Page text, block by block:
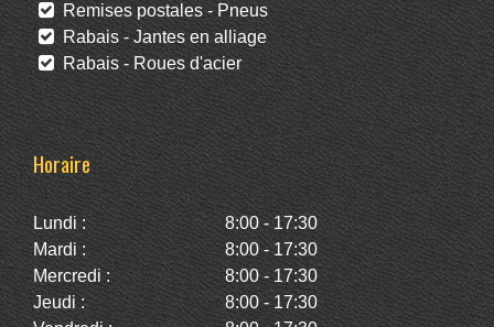
Remises postales - Pneus
Rabais - Jantes en alliage
Rabais - Roues d'acier
Horaire
Lundi :
8:00 - 17:30
Mardi :
8:00 - 17:30
Mercredi :
8:00 - 17:30
Jeudi :
8:00 - 17:30